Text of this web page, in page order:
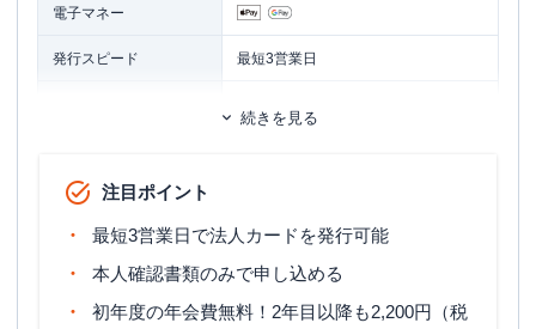
電子マネー
発行スピード 最短3営業日
ETCカード年会費
ETCカード発行期間 お申し込み後最短6営業日
旅行傷害保険 海外旅行傷害保険（利用付帯）
続きを見る
注目ポイント
最短3営業日で法人カードを発行可能
本人確認書類のみで申し込める
初年度の年会費無料！2年目以降も2,200円（税